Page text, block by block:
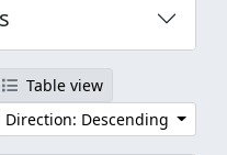
Table view
Direction: Descending